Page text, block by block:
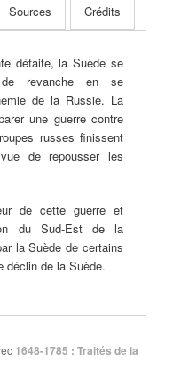
Sources Crédits
défaite, la Suède se
revanche en se
de la Russie. La
une guerre contre
russes finissent
de repousser les
de cette guerre et
du Sud-Est de la
la Suède de certains
déclin de la Suède.
1648-1785 : Traités de la